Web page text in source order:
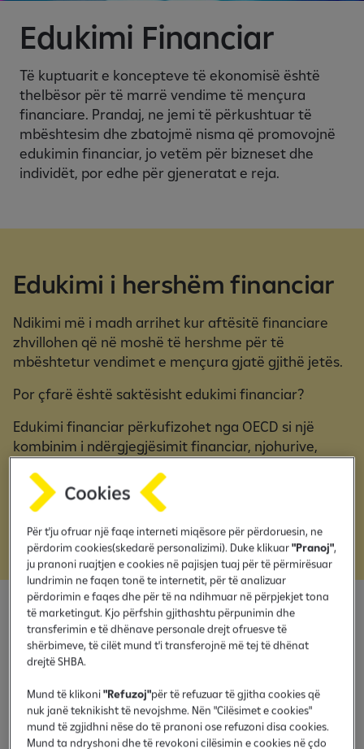
Edukimi Financiar
Të kuptuarit e koncepteve të ekonomisë është
thelbësor për të marrë vendime të mençura
financiare. Prandaj, ne jemi të përkushtuar të
mbështesim dhe zbatojmë nisma që promovojnë
edukimin financiar, jo vetëm për bizneset dhe
individët, por edhe për gjeneratat e reja.
Edukimi i hershëm financiar
Ndikimi më i madh arrihet kur aftësitë financiare
zhvillohen që në moshë të hershme për të
mbështetur vendimet e mençura gjatë gjithë jetës.
Por çfarë është saktësisht edukimi financiar?
Edukimi financiar përkufizohet nga OECD si një
kombinim i ndërgjegjësimit financiar, njohurive,
të marrë vendime të mençura financiare dhe për të
arritur mirëqenien financiare individuale.
Edukim financiar pëmes
Minecraft
Të mësuarit rreth bazave të parasë, zakoneve të mira
financiare dhe temave të tjera jetike financiare është një
Për t'ju ofruar një faqe interneti miqësore për përdoruesin, ne
përdorim cookies(skedarë personalizimi). Duke klikuar"Pranoj",
ju pranoni ruajtjen e cookies në pajisjen tuaj për të përmirësuar
lundrimin ne faqen tonë te internetit, për të analizuar
përdorimin e faqes dhe për të na ndihmuar në përpjekjet tona
të marketingut. Kjo përfshin gjithashtu përpunimin dhe
transferimin e të dhënave personale drejt ofruesve të
shërbimeve, të cilët mund t'i transferojnë më tej të dhënat
drejtë SHBA.
Mund të klikoni"Refuzoj"për të refuzuar të gjitha cookies që
nuk janë teknikisht të nevojshme. Nën "Cilësimet e cookies"
mund të zgjidhni nëse do të pranoni ose refuzoni disa cookies.
Mund ta ndryshoni dhe të revokoni cilësimin e cookies në çdo